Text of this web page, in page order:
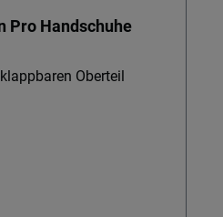
Pro Handschuhe
Oberteil